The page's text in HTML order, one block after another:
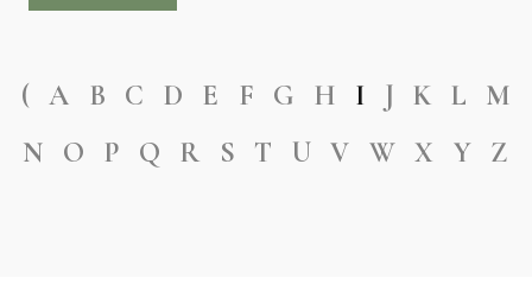
( A B C D E F G H I J K L
M
N
O P Q R S T U V W X Y Z